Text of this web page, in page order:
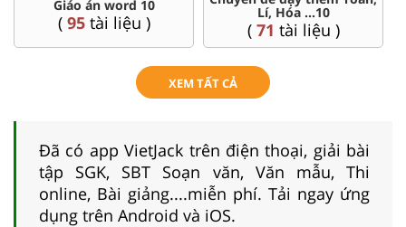
Đề thi HSG 10
(8tài liệu )
Trắc nghiệm đúng sai 10
(41tài liệu )
XEM TẤT CẢ
Đã có app VietJack trên điện thoại, giải bài
tập SGK, SBT Soạn văn, Văn mẫu, Thi
online, Bài giảng....miễn phí. Tải ngay ứng
dụng trên Android và iOS.